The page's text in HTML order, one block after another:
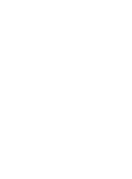
作为北京医疗器械商会副
净化工程、产业空间建设
械行业标准与规范践行，
程。未来，公司将继续紧
势，与商会及各界同仁携
能医疗器械企业，为行业